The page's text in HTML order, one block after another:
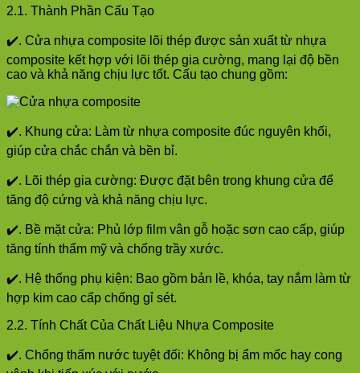
2.1. Thành Phần Cấu Tạo
✔️. Cửa nhựa composite lõi thép được sản xuất từ nhựa
composite kết hợp với lõi thép gia cường, mang lại độ bền
cao và khả năng chịu lực tốt. Cấu tạo chung gồm:
✔️. Khung cửa: Làm từ nhựa composite đúc nguyên khối,
giúp cửa chắc chắn và bền bỉ.
✔️. Lõi thép gia cường: Được đặt bên trong khung cửa để
tăng độ cứng và khả năng chịu lực.
✔️. Bề mặt cửa: Phủ lớp film vân gỗ hoặc sơn cao cấp, giúp
tăng tính thẩm mỹ và chống trầy xước.
✔️. Hệ thống phụ kiện: Bao gồm bản lề, khóa, tay nắm làm từ
hợp kim cao cấp chống gỉ sét.
2.2. Tính Chất Của Chất Liệu Nhựa Composite
✔️. Chống thấm nước tuyệt đối: Không bị ẩm mốc hay cong